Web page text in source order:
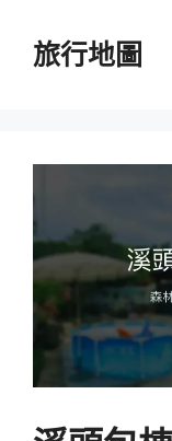
旅行地圖